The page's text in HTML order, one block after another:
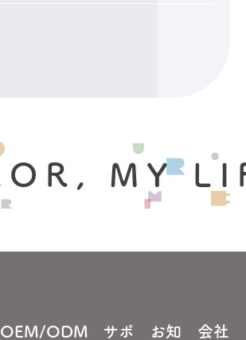
MY
OEM/ODM
サポ
お知
会社